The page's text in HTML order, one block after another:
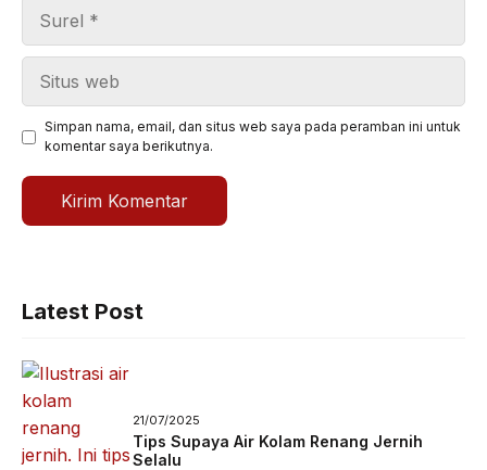
Simpan nama, email, dan situs web saya pada peramban ini untuk
komentar saya berikutnya.
Latest Post
21/07/2025
Tips Supaya Air Kolam Renang Jernih
Selalu